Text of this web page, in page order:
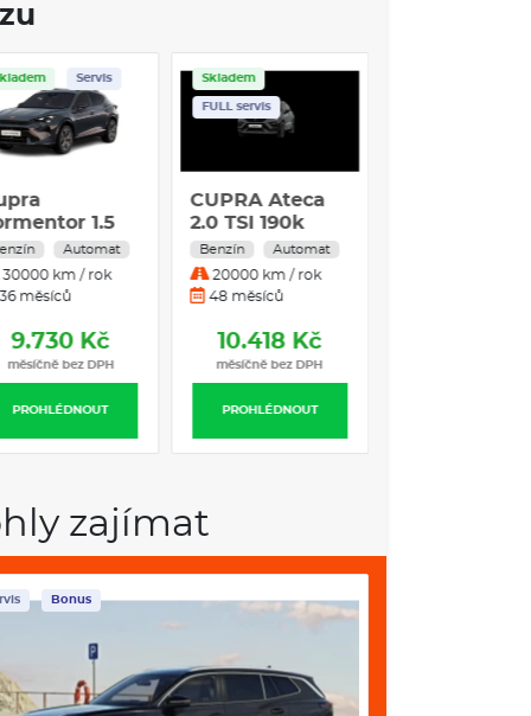
Leon
1.5
110 kWAutomat
20000 km / rok
60 měsíců
PROHLÉDNOUT
9.659 Kč
měsíčně bez DPH
Skladem
Cupra
Formentor 1.5
eTSI 110 kW
Benzín
Automatická
Benzín Automat
30000 km / rok
36 měsíců
PROHLÉDNOUT
9.730 Kč
měsíčně bez DPH
zajímat
Servis